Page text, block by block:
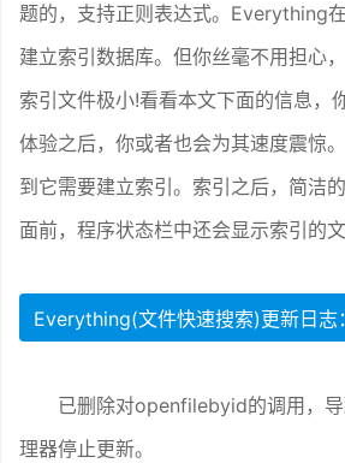
题的，支持正则表达式。Everything
建立索引数据库。但你丝毫不用担心
索引文件极小!看看本文下面的信息，
体验之后，你或者也会为其速度震惊
到它需要建立索引。索引之后，简洁
面前，程序状态栏中还会显示索引的文
Everything(文件快速搜索)更新日志：
已删除对openfilebyid的调用，
理器停止更新。